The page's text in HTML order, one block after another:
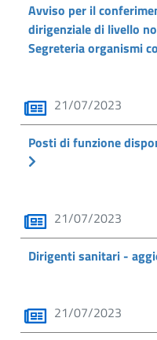
Avviso per il
dirigenziale di livello
Segreteria organismi
21/07/2023
Posti di funzione
21/07/2023
Dirigenti sanitari -
21/07/2023